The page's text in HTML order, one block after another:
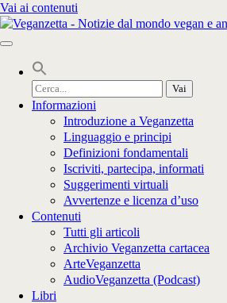
Vai ai contenuti
Cerca
per:
Informazioni
Introduzione a Veganzetta
Linguaggio e principi
Definizioni fondamentali
Iscriviti, partecipa, informati
Suggerimenti virtuali
Avvertenze e licenza d’uso
Contenuti
Tutti gli articoli
Archivio Veganzetta cartacea
ArteVeganzetta
AudioVeganzetta (Podcast)
Libri